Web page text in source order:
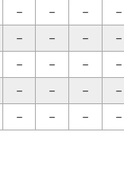
－ － － －
－ － － －
－ － － －
－ － － －
－ － － －